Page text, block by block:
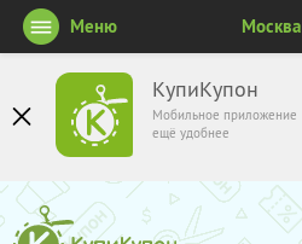
КупиКупон
Мобильное приложение
ещё удобнее
Меню Москва